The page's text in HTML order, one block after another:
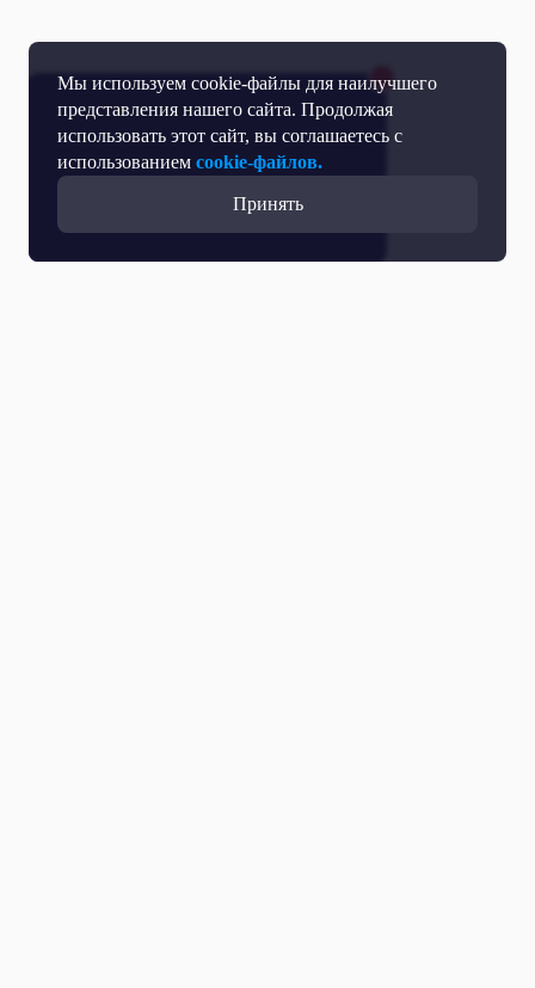
Мы используем cookie-файлы для наилучшего
представления нашего сайта. Продолжая
использовать этот сайт, вы соглашаетесь с
использованием cookie-файлов.
Принять